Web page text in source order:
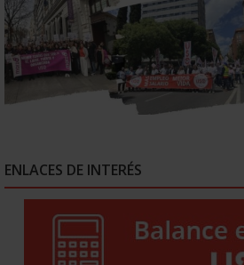
ENLACES DE INTERÉS